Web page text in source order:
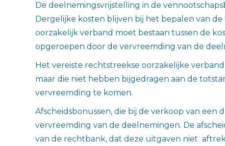
De deelnemingsvrijstelling in de
Dergelijke kosten blijven bij het bepalen van
oorzakelijk verband moet bestaan tussen de
opgeroepen door de vervreemding van de
Het vereiste rechtstreekse oorzakelijke
maar die niet hebben bijgedragen aan de
vervreemding te komen.
Afscheidsbonussen, die bij de verkoop van
vervreemding van de deelnemingen. De
van de rechtbank, dat deze uitgaven niet